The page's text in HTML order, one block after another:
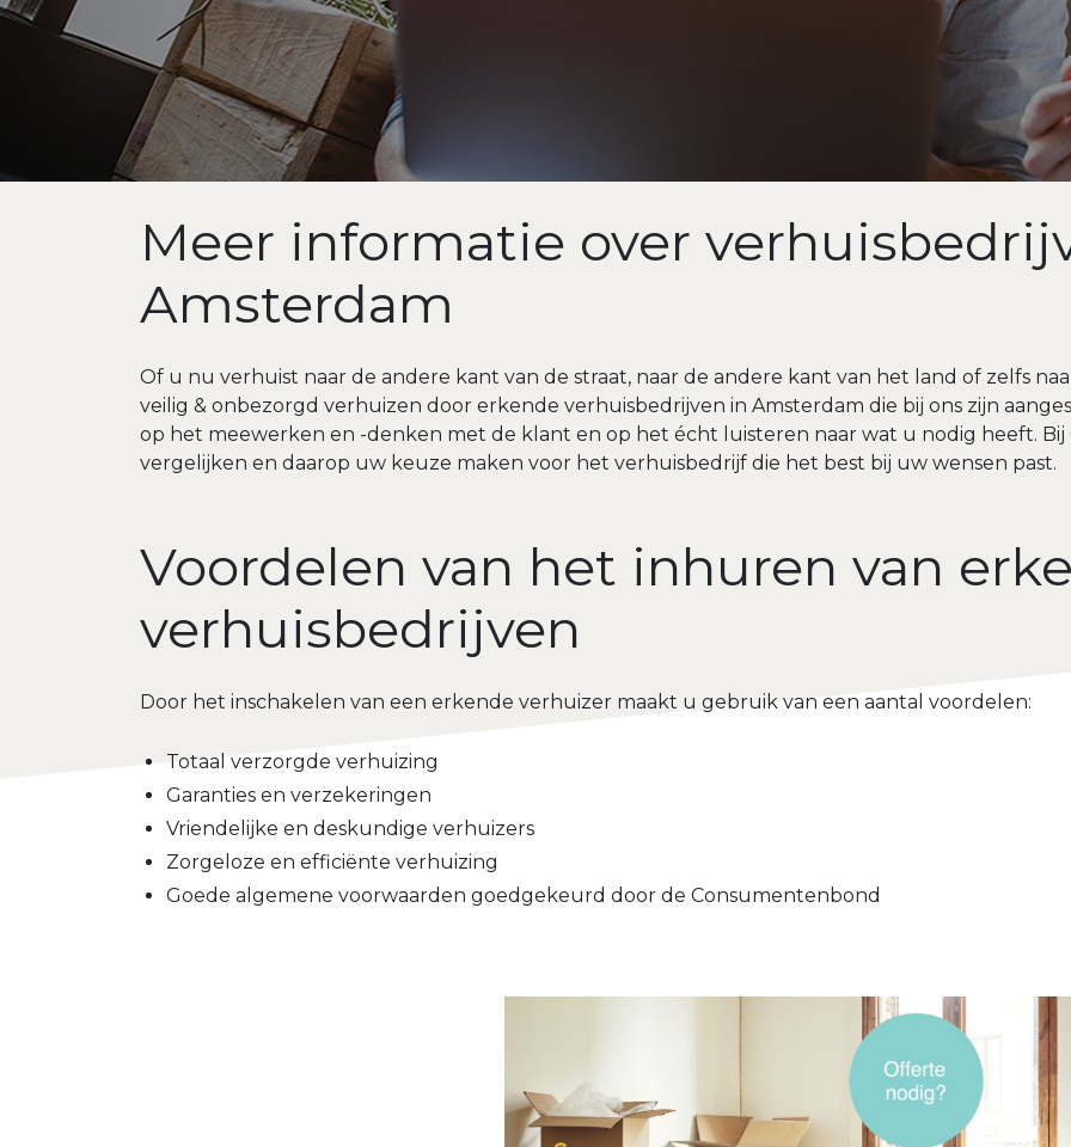
Meer informatie over
Amsterdam
Of u nu verhuist naar de andere kant van de straat, naar de andere kant van het land of zelfs
veilig & onbezorgd verhuizen door erkende verhuisbedrijven in Amsterdam die bij ons zijn
op het meewerken en -denken met de klant en op het écht luisteren naar wat u nodig heeft.
vergelijken en daarop uw keuze maken voor het verhuisbedrijf die het best bij uw wensen past.
Voordelen van het inhuren van
verhuisbedrijven
Door het inschakelen van een erkende verhuizer maakt u gebruik van een aantal voordelen:
Totaal verzorgde verhuizing
Garanties en verzekeringen
Vriendelijke en deskundige verhuizers
Zorgeloze en efficiënte verhuizing
Goede algemene voorwaarden goedgekeurd door de Consumentenbond